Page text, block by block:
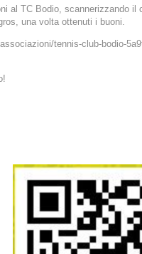
al TC Bodio, scannerizzando il
una volta ottenuti i buoni.
tennis-club-bodio-